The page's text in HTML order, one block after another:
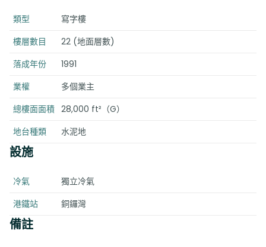
類型
寫字樓
樓層數目
22 (地面層數)
落成年份
1991
業權
多個業主
總樓面面積 28,000 ft²（G）
地台種類
水泥地
設施
冷氣
獨立冷氣
港鐵站
銅鑼灣
備註